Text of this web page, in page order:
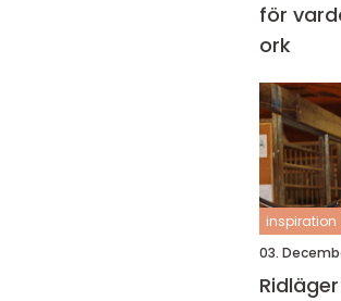
för
ork
inspiration
03.